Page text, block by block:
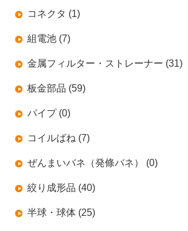
コネクタ (1)
組電池 (7)
金属フィルター・ストレーナー (31)
板金部品 (59)
パイプ (0)
コイルばね (7)
ぜんまいバネ（発條バネ） (0)
絞り成形品 (40)
半球・球体 (25)